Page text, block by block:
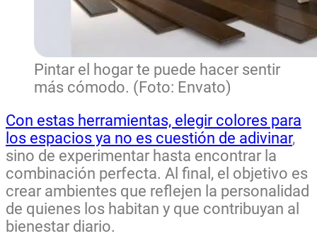
Pintar el hogar te puede hacer sentir
más cómodo. (Foto: Envato)
Con estas herramientas, elegir colores para
los espacios ya no es cuestión de adivinar,
sino de experimentar hasta encontrar la
combinación perfecta. Al final, el objetivo es
crear ambientes que reflejen la personalidad
de quienes los habitan y que contribuyan al
bienestar diario.